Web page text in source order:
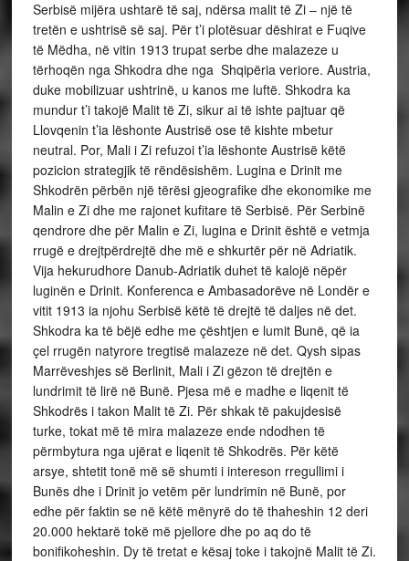
Serbisë mijëra ushtarë të saj, ndërsa malit të Zi – një të
tretën e ushtrisë së saj. Për t’i plotësuar dëshirat e Fuqive
të Mëdha, në vitin 1913 trupat serbe dhe malazeze u
tërhoqën nga Shkodra dhe nga Shqipëria veriore. Austria,
duke mobilizuar ushtrinë, u kanos me luftë. Shkodra ka
mundur t’i takojë Malit të Zi, sikur ai të ishte pajtuar që
Llovqenin t’ia lëshonte Austrisë ose të kishte mbetur
neutral. Por, Mali i Zi refuzoi t’ia lëshonte Austrisë këtë
pozicion strategjik të rëndësishëm. Lugina e Drinit me
Shkodrën përbën një tërësi gjeografike dhe ekonomike me
Malin e Zi dhe me rajonet kufitare të Serbisë. Për Serbinë
qendrore dhe për Malin e Zi, lugina e Drinit është e vetmja
rrugë e drejtpërdrejtë dhe më e shkurtër për në Adriatik.
Vija hekurudhore Danub-Adriatik duhet të kalojë nëpër
luginën e Drinit. Konferenca e Ambasadorëve në Londër e
vitit 1913 ia njohu Serbisë këtë të drejtë të daljes në det.
Shkodra ka të bëjë edhe me çështjen e lumit Bunë, që ia
çel rrugën natyrore tregtisë malazeze në det. Qysh sipas
Marrëveshjes së Berlinit, Mali i Zi gëzon të drejtën e
lundrimit të lirë në Bunë. Pjesa më e madhe e liqenit të
Shkodrës i takon Malit të Zi. Për shkak të pakujdesisë
turke, tokat më të mira malazeze ende ndodhen të
përmbytura nga ujërat e liqenit të Shkodrës. Për këtë
arsye, shtetit tonë më së shumti i intereson rregullimi i
Bunës dhe i Drinit jo vetëm për lundrimin në Bunë, por
edhe për faktin se në këtë mënyrë do të thaheshin 12 deri
20.000 hektarë tokë më pjellore dhe po aq do të
bonifikoheshin. Dy të tretat e kësaj toke i takojnë Malit të Zi.